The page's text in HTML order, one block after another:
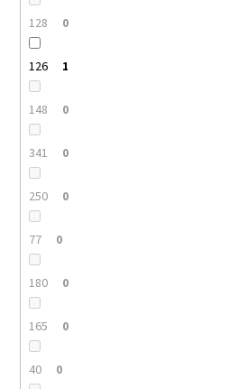
128 0
126 1
148 0
341 0
250 0
77 0
180 0
165 0
40 0